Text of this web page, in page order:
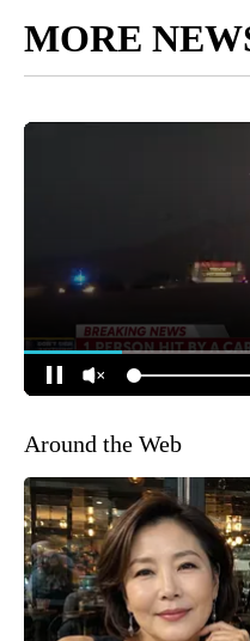
MORE
Around the Web